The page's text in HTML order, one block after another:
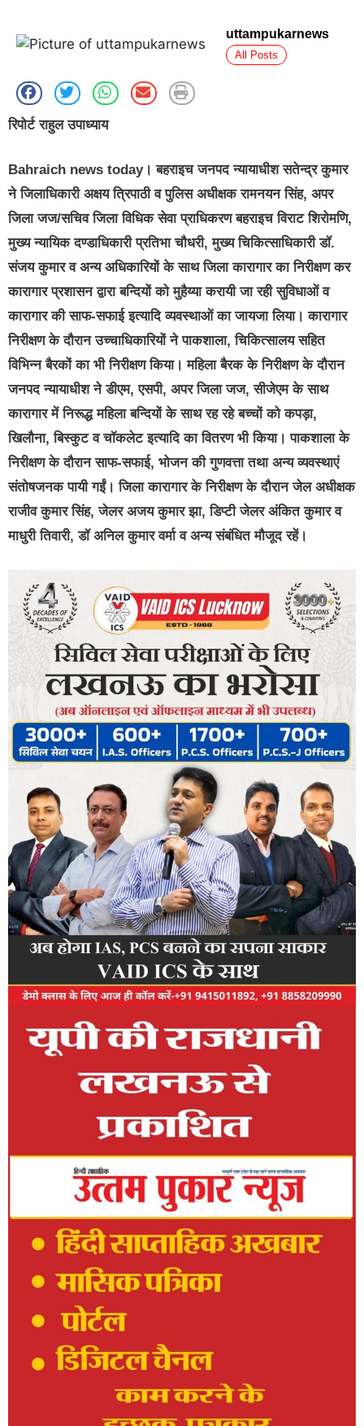
uttampukarnews
All Posts
रिपोर्ट राहुल उपाध्याय
Bahraich news today। बहराइच जनपद न्यायाधीश सतेन्द्र कुमार
ने जिलाधिकारी अक्षय त्रिपाठी व पुलिस अधीक्षक रामनयन सिंह, अपर
जिला जज/सचिव जिला विधिक सेवा प्राधिकरण बहराइच विराट शिरोमणि,
मुख्य न्यायिक दण्डाधिकारी प्रतिभा चौधरी, मुख्य चिकित्साधिकारी डॉ.
संजय कुमार व अन्य अधिकारियों के साथ जिला कारागार का निरीक्षण कर
कारागार प्रशासन द्वारा बन्दियों को मुहैय्या करायी जा रही सुविधाओं व
कारागार की साफ-सफाई इत्यादि व्यवस्थाओं का जायजा लिया। कारागार
निरीक्षण के दौरान उच्चाधिकारियों ने पाकशाला, चिकित्सालय सहित
विभिन्न बैरकों का भी निरीक्षण किया। महिला बैरक के निरीक्षण के दौरान
जनपद न्यायाधीश ने डीएम, एसपी, अपर जिला जज, सीजेएम के साथ
कारागार में निरूद्ध महिला बन्दियों के साथ रह रहे बच्चों को कपड़ा,
खिलौना, बिस्कुट व चॉकलेट इत्यादि का वितरण भी किया। पाकशाला के
निरीक्षण के दौरान साफ-सफाई, भोजन की गुणवत्ता तथा अन्य व्यवस्थाएं
संतोषजनक पायी गईं। जिला कारागार के निरीक्षण के दौरान जेल अधीक्षक
राजीव कुमार सिंह, जेलर अजय कुमार झा, डिप्टी जेलर अंकित कुमार व
माधुरी तिवारी, डॉ अनिल कुमार वर्मा व अन्य संबंधित मौजूद रहें।